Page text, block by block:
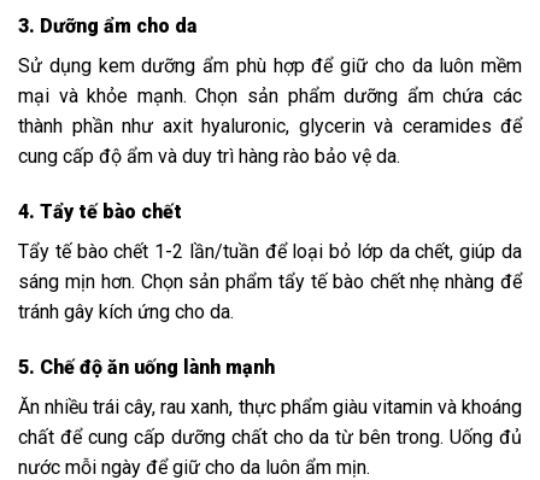
3. Dưỡng ẩm cho da
Sử dụng kem dưỡng ẩm phù hợp để giữ cho da luôn mềm
mại và khỏe mạnh. Chọn sản phẩm dưỡng ẩm chứa các
thành phần như axit hyaluronic, glycerin và ceramides để
cung cấp độ ẩm và duy trì hàng rào bảo vệ da.
4. Tẩy tế bào chết
Tẩy tế bào chết 1-2 lần/tuần để loại bỏ lớp da chết, giúp da
sáng mịn hơn. Chọn sản phẩm tẩy tế bào chết nhẹ nhàng để
tránh gây kích ứng cho da.
5. Chế độ ăn uống lành mạnh
Ăn nhiều trái cây, rau xanh, thực phẩm giàu vitamin và khoáng
chất để cung cấp dưỡng chất cho da từ bên trong. Uống đủ
nước mỗi ngày để giữ cho da luôn ẩm mịn.